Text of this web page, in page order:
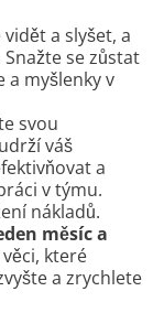
vidět a slyšet, a
se zůstat
a myšlenky v
svou
váš
a
v týmu.
nákladů.
měsíc a
které
a zrychlete